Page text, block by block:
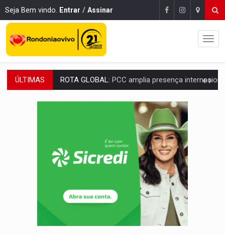
Seja Bem vindo. Entrar / Assinar
ÚLTIMAS CONEXÃO RONDONIAOVIVO:Museólogo Antônio Ocampo conduz a história de
EXTENSÃO DE DANOS:Ferroviários pedem ao Iphan recuperação de área
VARIANDO O CARDÁPIO: Veja essa receita de carne assada para o
PREJUÍZO AOS ESTUDANTES:Greve dos professores em PVH é
POSSESSÃO DE DEBORAH LOGAN:Terror mistura mistério e filmagens
TCE reúne candidatos ao Governo e apresenta
ELAS DECIDEM:Mulheres são maioria e representam 52% do eleitorado de
NO CARRO: Homem é preso com pistola 9mm durante abordagem da Força